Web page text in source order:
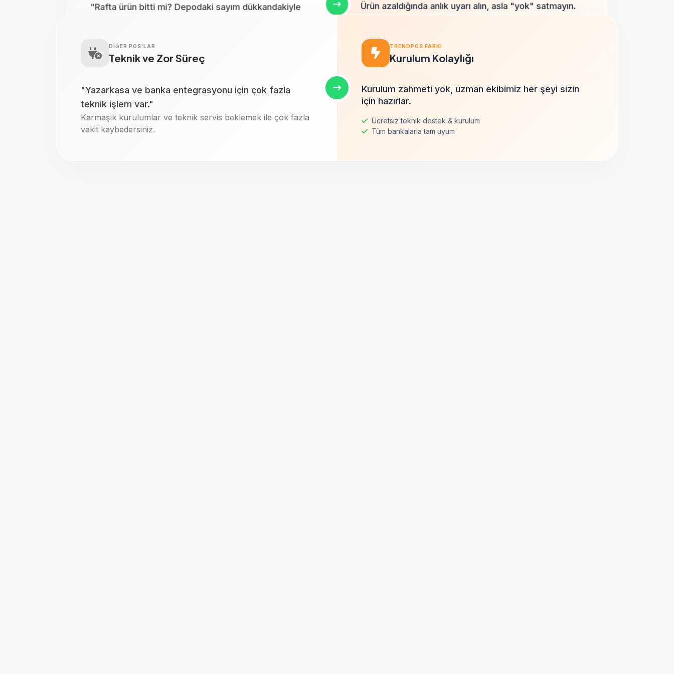
Gözden kaçan giderler işletmenizin gerçek finansal
tablosunu görmenizi engeller.
Otomatik gün sonu raporu
%100 doğruluk payı
sayfasındaydı?"
hatırlatma.
"Rafta ürün bitti mi? Depodaki sayım dükkandakiyle
Üstelik hata ve uyuşmazlıklar can sıkar.
Ürün azaldığında anlık uyarı alın, asla "yok" satmayın.
DİĞER POS'LAR
Teknik ve Zor Süreç
"Yazarkasa ve banka entegrasyonu için çok fazla
teknik işlem var."
Karmaşık kurulumlar ve teknik servis beklemek ile çok fazla
vakit kaybedersiniz.
TRENDPOS FARKI
Kurulum Kolaylığı
Kurulum zahmeti yok, uzman ekibimiz her şeyi sizin
için hazırlar.
Ücretsiz teknik destek & kurulum
Tüm bankalarla tam uyum
Açıklama metni.